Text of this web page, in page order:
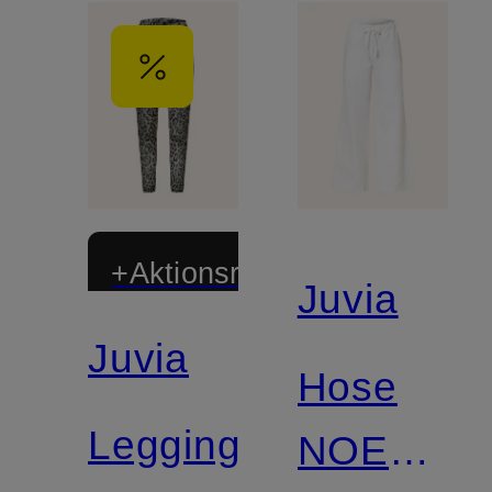
+Aktionsrabatt
Juvia
Leggings
Juvia
Hose
NOEMI